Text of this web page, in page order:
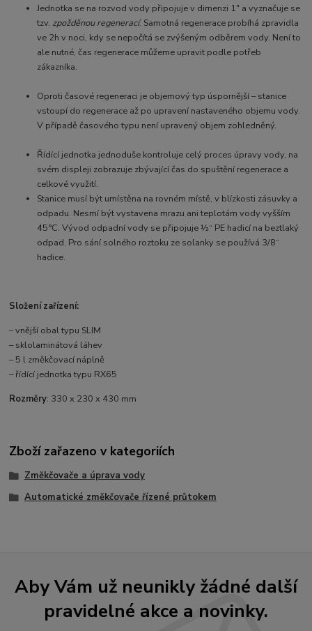
Jednotka se na rozvod vody připojuje v dimenzi 1″ a vyznačuje se
tzv. zpožděnou regenerací. Samotná regenerace probíhá zpravidla
ve 2h v noci, kdy se nepočítá se zvýšeným odběrem vody. Není to
ale nutné, čas regenerace můžeme upravit podle potřeb
zákazníka.
Oproti časové regeneraci je objemový typ úspornější – stanice
vstoupí do regenerace až po upravení nastaveného objemu vody.
V případě časového typu není upravený objem zohledněný.
Řídící jednotka jednoduše kontroluje celý proces úpravy vody, na
svém displeji zobrazuje zbývající čas do spuštění regenerace a
celkové využití.
Stanice musí být umístěna na rovném místě, v blízkosti zásuvky a
odpadu. Nesmí být vystavena mrazu ani teplotám vody vyšším
45°C. Vývod odpadní vody se připojuje ½“ PE hadicí na beztlaký
odpad. Pro sání solného roztoku ze solanky se používá 3/8“
hadice.
Složení zařízení:
– vnější obal typu SLIM
– sklolaminátová láhev
– 5 l změkčovací náplně
– řídící jednotka typu RX65
Rozměry: 330 x 230 x 430 mm
Zboží zařazeno v kategoriích
Změkčovače a úprava vody
Automatické změkčovače řízené průtokem
Aby Vám už neunikly žádné další
pravidelné akce a novinky.